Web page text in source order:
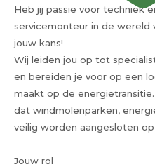
Heb jij passie voor techniek
servicemonteur in de wereld
jouw kans!
Wij leiden jou op tot
en bereiden je voor op een
maakt op de
dat windmolenparken,
veilig worden aangesloten
Jouw rol